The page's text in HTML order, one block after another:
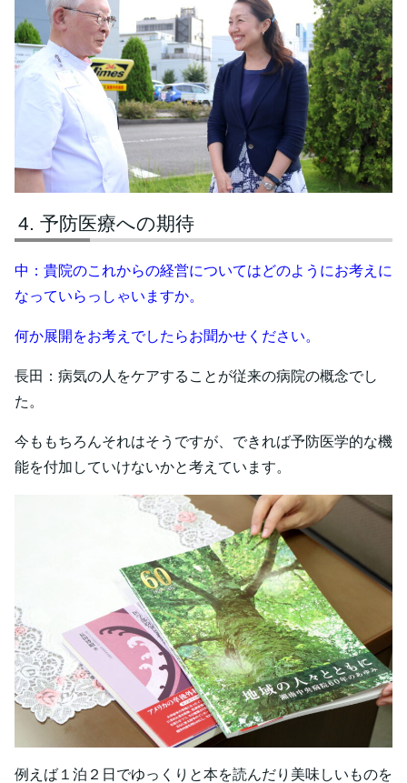
予防医療への期待
中： 貴院のこれからの経営についてはどのようにお考えに
なっていらっしゃいますか。
何か展開をお考えでしたらお聞かせください。
長田：病気の人をケアすることが従来の病院の概念でし
た。
今ももちろんそれはそうですが、できれば予防医学的な機
能を付加していけないかと考えています。
例えば１泊２日でゆっくりと本を読んだり美味しいものを